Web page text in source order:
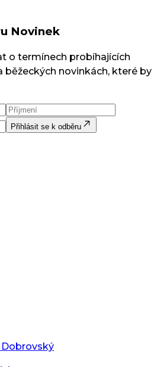
Novinek
o termínech probíhajících
běžeckých novinkách, které by
Přihlásit se k odběru